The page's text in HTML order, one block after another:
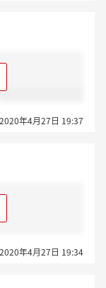
2020年4月27日 19:37
2020年4月27日 19:34